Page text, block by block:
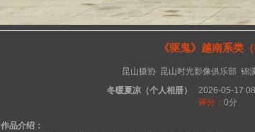
《驱鬼》越南系类（
昆山摄协 昆山时光影像俱乐部 锦
冬暖夏凉（个人相册）
2026-05-17
评分： 0分
作品介绍：